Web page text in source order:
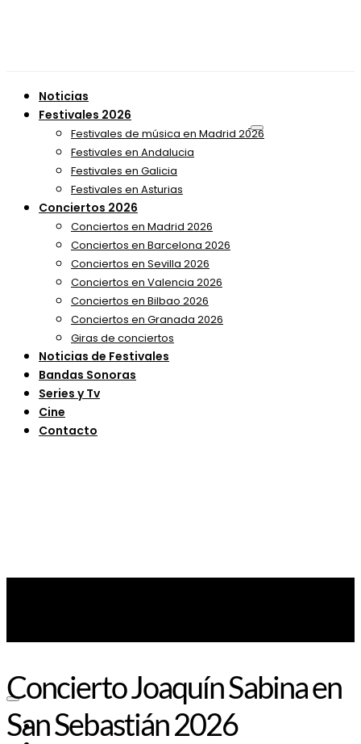
Noticias
Festivales 2026
Festivales de música en Madrid 2026
Festivales en Andalucia
Festivales en Galicia
Festivales en Asturias
Conciertos 2026
Conciertos en Madrid 2026
Conciertos en Barcelona 2026
Conciertos en Sevilla 2026
Conciertos en Valencia 2026
Conciertos en Bilbao 2026
Conciertos en Granada 2026
Giras de conciertos
Noticias de Festivales
Bandas Sonoras
Series y Tv
Cine
Contacto
Noticias
Concierto Joaquín Sabina en
San Sebastián 2026